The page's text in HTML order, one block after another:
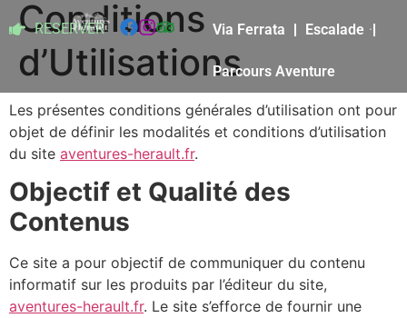
RESERVER Via Ferrata Escalade
Parcours Aventure
Conditions
d’Utilisations
Les présentes conditions générales d’utilisation ont pour
objet de définir les modalités et conditions d’utilisation
du site aventures-herault.fr.
Objectif et Qualité des
Contenus
Ce site a pour objectif de communiquer du contenu
informatif sur les produits par l’éditeur du site,
aventures-herault.fr. Le site s’efforce de fournir une